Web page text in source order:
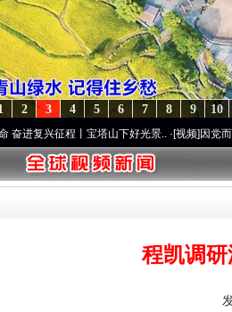
10
9
8
7
6
5
4
3
2
程丨宝塔山下好光景..·[视频]因党而生 为党而
程凯调